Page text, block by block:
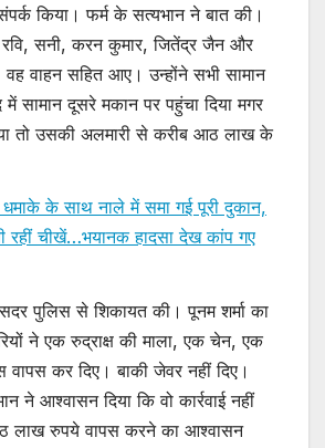
किया। फर्म के सत्यभान ने बात की।
रवि, सनी, करन कुमार, जितेंद्र जैन और
वाहन सहित आए। उन्होंने सभी सामान
सामान दूसरे मकान पर पहुंचा दिया मगर
तो उसकी अलमारी से करीब आठ लाख के
धमाके के साथ नाले में समा गई पूरी दुकान,
रहीं चीखें…भयानक हादसा देख कांप गए
पुलिस से शिकायत की। पूनम शर्मा का
ने एक रुद्राक्ष की माला, एक चेन, एक
कर दिए। बाकी जेवर नहीं दिए।
ने आश्वासन दिया कि वो कार्रवाई नहीं
लाख रुपये वापस करने का आश्वासन